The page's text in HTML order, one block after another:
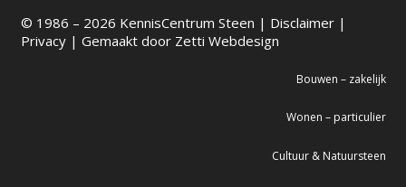
© 1986 – 2026 KennisCentrum Steen | Disclaimer|
Privacy| Gemaakt door Zetti Webdesign
Bouwen – zakelijk
Wonen – particulier
Cultuur & Natuursteen